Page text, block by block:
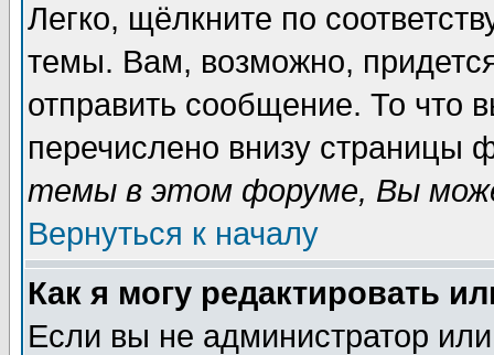
Легко, щёлкните по
темы. Вам, возможно,
отправить сообщение. То что
перечислено внизу страницы
темы в этом форуме, Вы
Вернуться к началу
Как я могу редактировать
Если вы не администратор